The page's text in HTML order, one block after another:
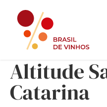
12a
Altitude
Catarina